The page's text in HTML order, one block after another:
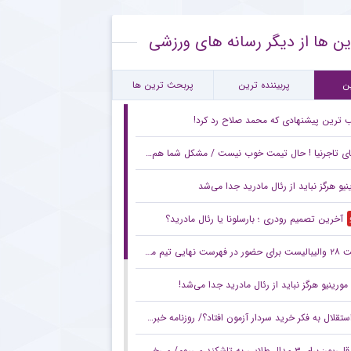
جالب آندره‌آ کامبیاسو برای ترک یوونتوس
مجدد استقلال از سه ستاره مرکزی در بازی دوستانه
ها از دیگر رسانه های ورزشی
پربیننده ترین پربحث ترین ها
ترین پیشنهادی که محمد صلاح رد کرد!
تاجرنیا ! حال تیمت خوب نیست / مشکل شما هم فقط نجره نقل و انتقال نیست
هرگز نباید از رئال مادرید جدا می‌شد
آخرین تصمیم رودری ؛ بارسلونا یا رئال مادرید؟
نهایی تیم ملی
مورینیو هرگز نباید از رئال مادرید جدا می‌شد!
به فکر خرید سردار آزمون افتاد؟/ روزنامه خبرورزشی شنبه را ببینید